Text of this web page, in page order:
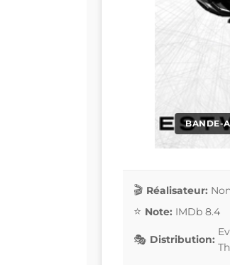
BANDE-
Réalisateur:
Note: IMDb 8.4
Distribution: